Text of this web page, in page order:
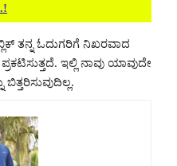
ತನ್ನ ಓದುಗರಿಗೆ ನಿಖರವಾದ
ಇಲ್ಲಿ ನಾವು ಯಾವುದೇ